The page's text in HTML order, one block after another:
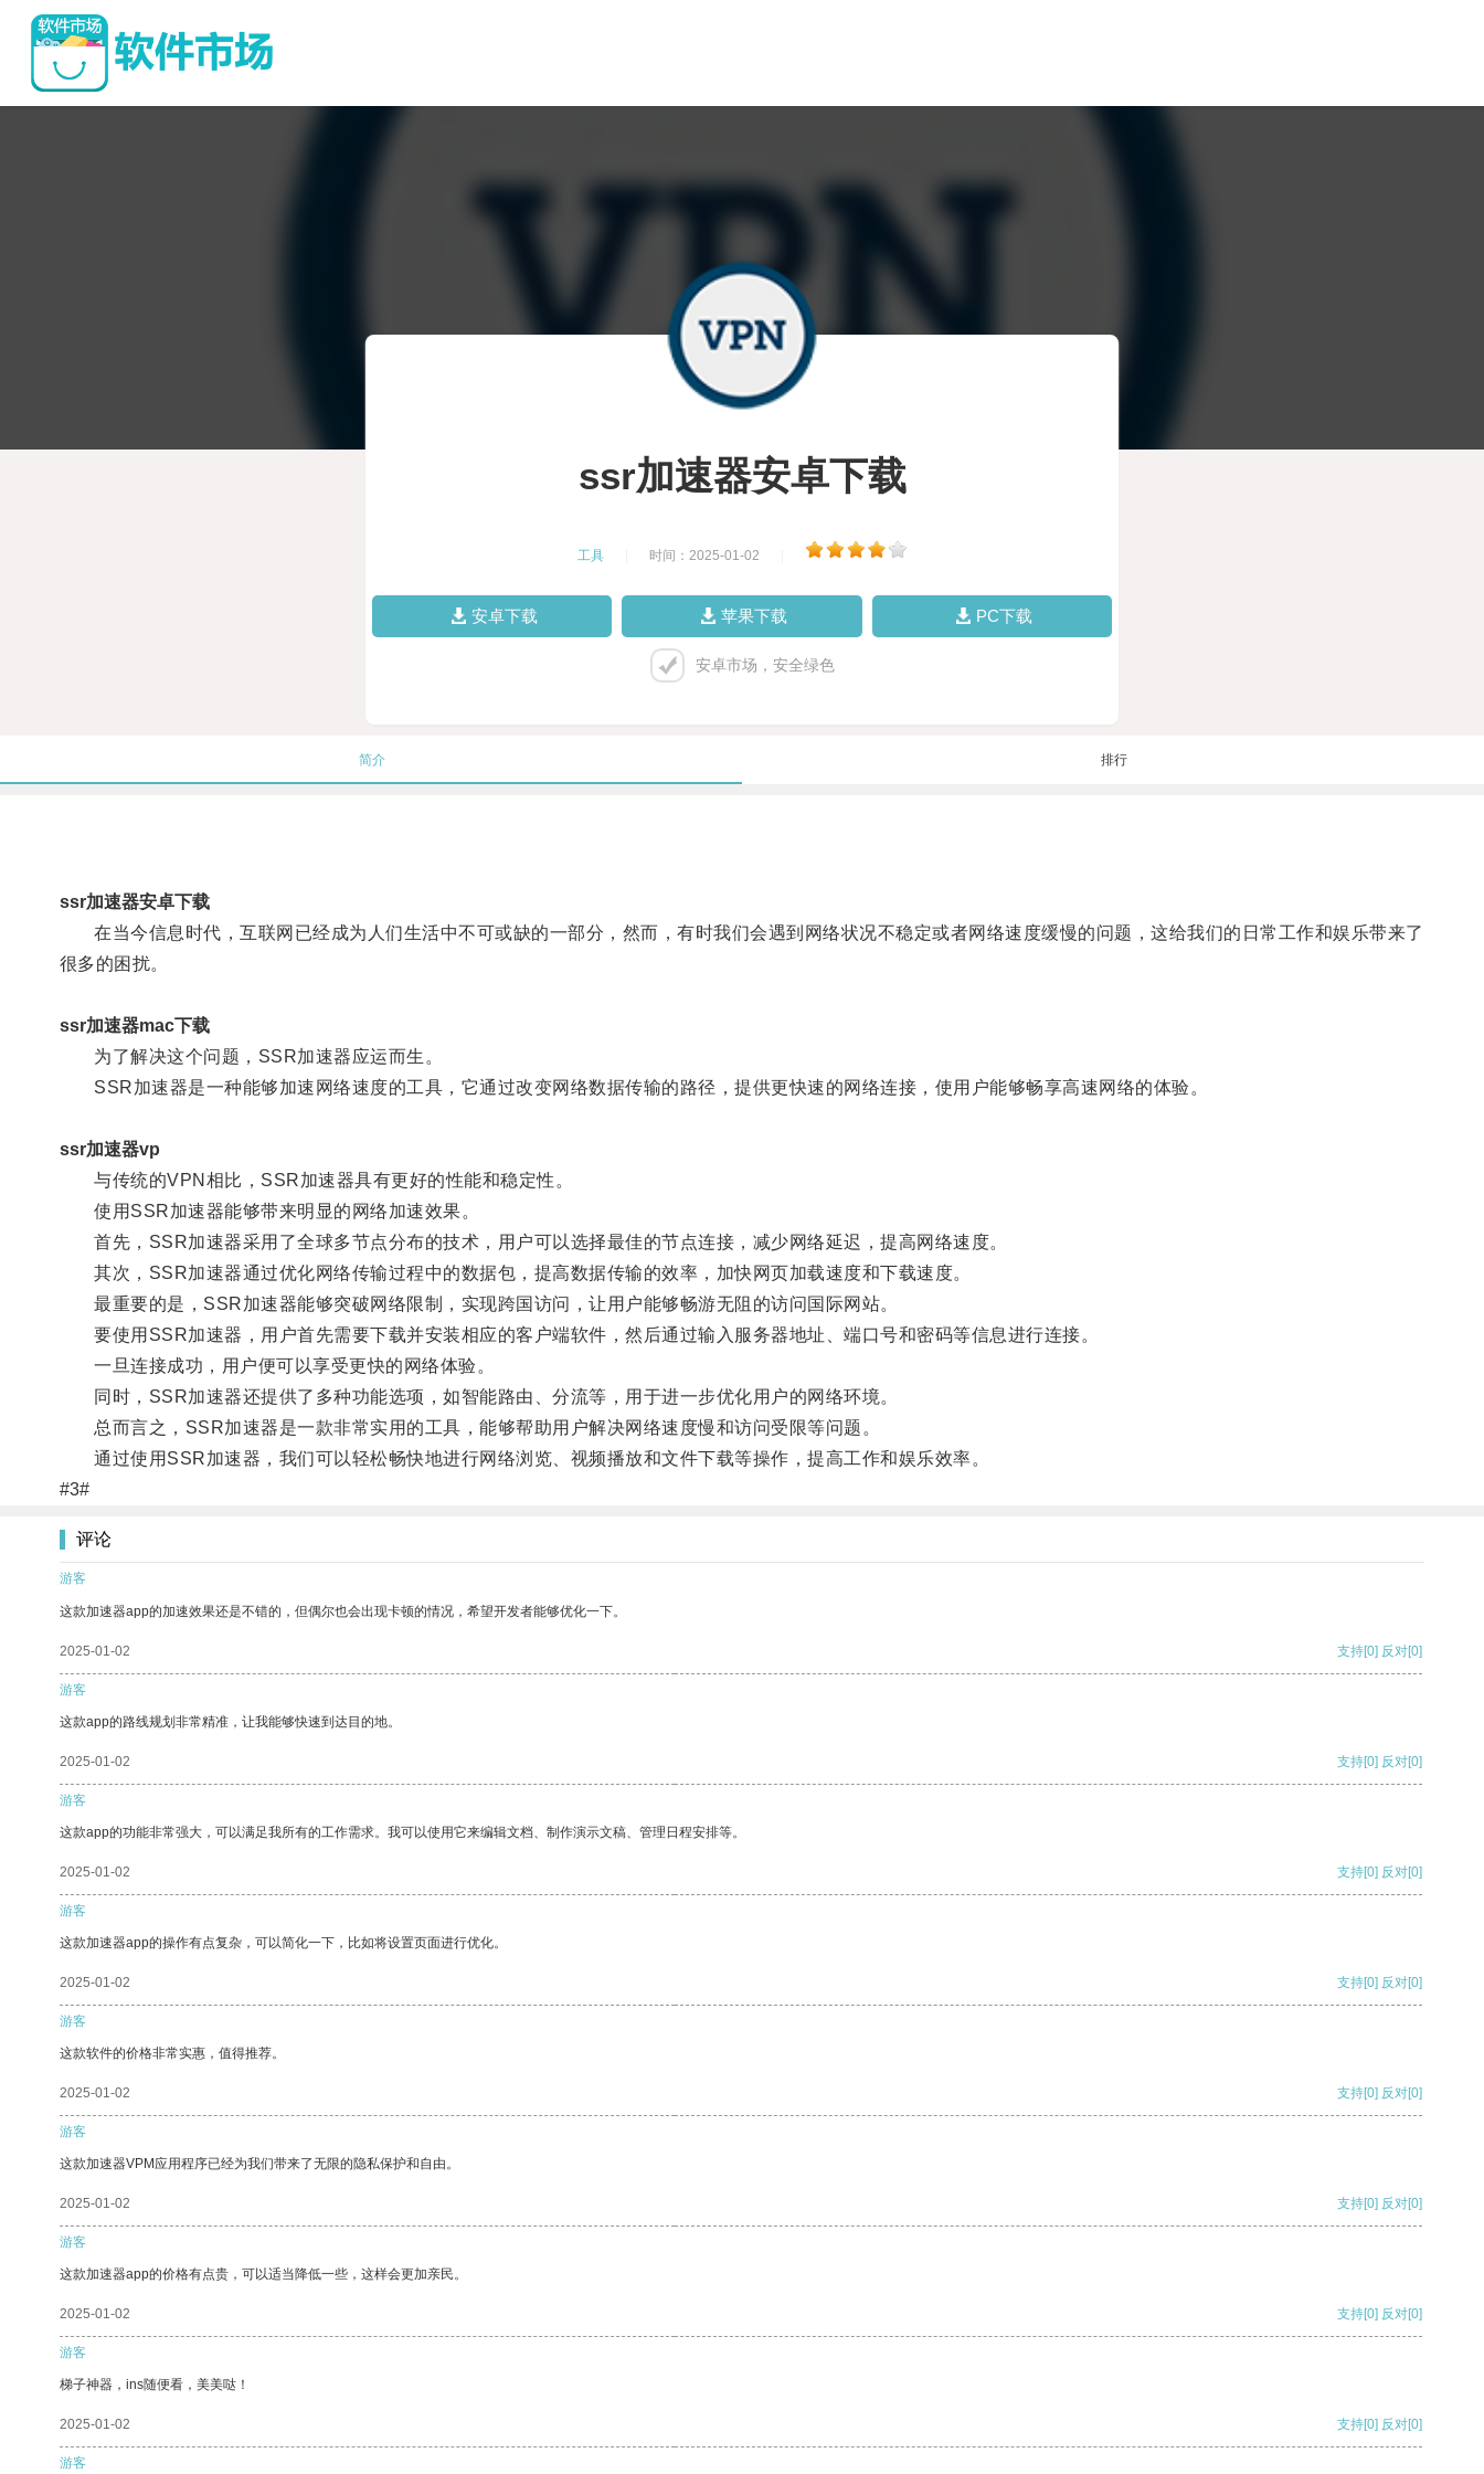
ssr加速器安卓下载
工具 时间：2025-01-02
安卓下载 苹果下载 PC下载
安卓市场，安全绿色
简介 排行
ssr加速器安卓下载
在当今信息时代，互联网已经成为人们生活中不可或缺的一部分，然而，有时我们会遇到网络状况不稳定或者网络速度缓慢的问题，这给我们的日常工作和娱乐带来了
很多的困扰。
ssr加速器mac下载
为了解决这个问题，SSR加速器应运而生。
SSR加速器是一种能够加速网络速度的工具，它通过改变网络数据传输的路径，提供更快速的网络连接，使用户能够畅享高速网络的体验。
ssr加速器vp
与传统的VPN相比，SSR加速器具有更好的性能和稳定性。
使用SSR加速器能够带来明显的网络加速效果。
首先，SSR加速器采用了全球多节点分布的技术，用户可以选择最佳的节点连接，减少网络延迟，提高网络速度。
其次，SSR加速器通过优化网络传输过程中的数据包，提高数据传输的效率，加快网页加载速度和下载速度。
最重要的是，SSR加速器能够突破网络限制，实现跨国访问，让用户能够畅游无阻的访问国际网站。
要使用SSR加速器，用户首先需要下载并安装相应的客户端软件，然后通过输入服务器地址、端口号和密码等信息进行连接。
一旦连接成功，用户便可以享受更快的网络体验。
同时，SSR加速器还提供了多种功能选项，如智能路由、分流等，用于进一步优化用户的网络环境。
总而言之，SSR加速器是一款非常实用的工具，能够帮助用户解决网络速度慢和访问受限等问题。
通过使用SSR加速器，我们可以轻松畅快地进行网络浏览、视频播放和文件下载等操作，提高工作和娱乐效率。
#3#
评论
游客
这款加速器app的加速效果还是不错的，但偶尔也会出现卡顿的情况，希望开发者能够优化一下。
2025-01-02 支持[0] 反对[0]
游客
这款app的路线规划非常精准，让我能够快速到达目的地。
2025-01-02 支持[0] 反对[0]
游客
这款app的功能非常强大，可以满足我所有的工作需求。我可以使用它来编辑文档、制作演示文稿、管理日程安排等。
2025-01-02 支持[0] 反对[0]
游客
这款加速器app的操作有点复杂，可以简化一下，比如将设置页面进行优化。
2025-01-02 支持[0] 反对[0]
游客
这款软件的价格非常实惠，值得推荐。
2025-01-02 支持[0] 反对[0]
游客
这款加速器VPM应用程序已经为我们带来了无限的隐私保护和自由。
2025-01-02 支持[0] 反对[0]
游客
这款加速器app的价格有点贵，可以适当降低一些，这样会更加亲民。
2025-01-02 支持[0] 反对[0]
游客
梯子神器，ins随便看，美美哒！
2025-01-02 支持[0] 反对[0]
游客